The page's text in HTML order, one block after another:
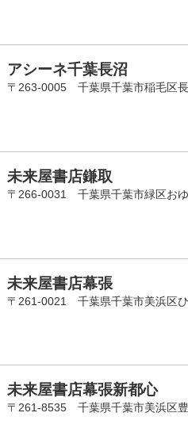
アシーネ千葉長沼
〒263-0005 千葉県千葉市稲毛区
未来屋書店鎌取
〒266-0031 千葉県千葉市緑区お
未来屋書店幕張
〒261-0021 千葉県千葉市美浜区
未来屋書店幕張新都心
〒261-8535 千葉県千葉市美浜区